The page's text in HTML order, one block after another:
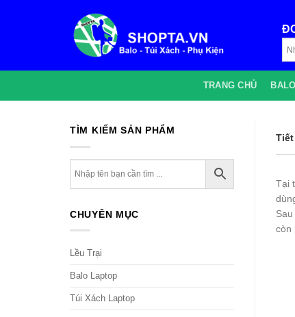
TRANG CHỦ BALO
TÌM KIẾM SẢN PHẨM
CHUYÊN MỤC
Lều Trại
Balo Laptop
Túi Xách Laptop
Tại
còn